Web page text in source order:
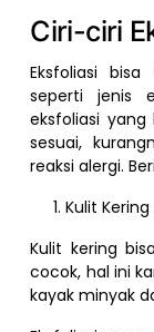
Ciri-ciri
Eksfoliasi
seperti jenis
eksfoliasi yang
sesuai,
reaksi alergi.
Kulit
Kulit kering
cocok, hal ini
kayak minyak